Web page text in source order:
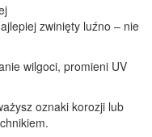
zwinięty luźno – nie
wilgoci, promieni UV
oznaki korozji lub